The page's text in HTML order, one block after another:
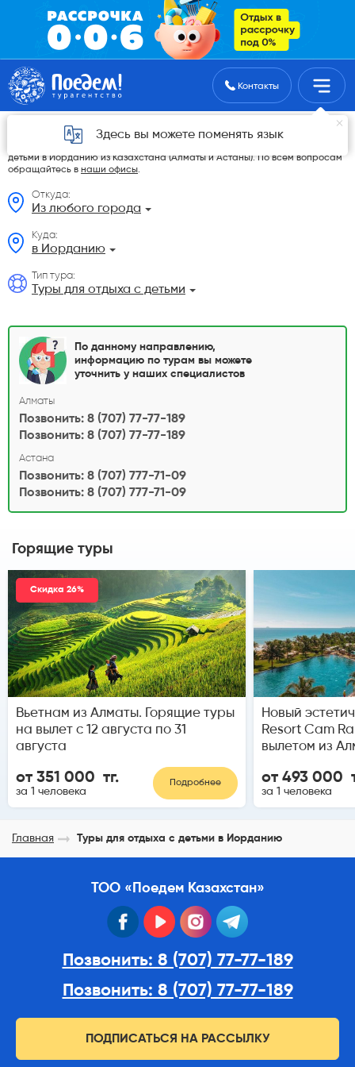
Поиск туровКонтакты
Здесь вы можете поменять язык
Туры для отдыха с детьми из Казахстана
На данной странице мы разместили самые выгодные Туры для отдыха с
детьми в Иорданию из Казахстана (Алматы и Астаны). По всем вопросам
обращайтесь в наши офисы.
Откуда:
Из любого города
Куда:
в Иорданию
Тип тура:
Туры для отдыха с детьми
По данному направлению,
информацию по турам вы можете
уточнить у наших специалистов
Алматы
Позвонить: 8 (707) 77-77-189
Позвонить: 8 (707) 77-77-189
Астана
Позвонить: 8 (707) 777-71-09
Позвонить: 8 (707) 777-71-09
Горящие туры
Скидка 26%
Вьетнам из Алматы. Горящие туры
на вылет с 12 августа по 31
августа
от 351 000 тг.
за 1 человека
Подробнее
Новый
Resort Cam
вылетом из
от 493 000
за 1 человека
Главная Туры для отдыха с детьми в Иорданию
ТОО «Поедем Казахстан»
facebook youtube instagram
Позвонить: 8 (707) 77-77-189
Позвонить: 8 (707) 77-77-189
ПОДПИСАТЬСЯ НА РАССЫЛКУ